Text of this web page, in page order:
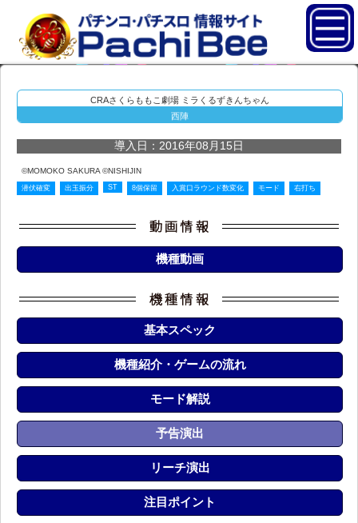
CRAさくらももこ劇場 ミラくるずきんちゃん
西陣
導入日：2016年08月15日
©MOMOKO SAKURA ©NISHIJIN
潜伏確変 出玉振分 ST 8個保留 入賞口ラウンド数変化 モード 右打ち
機種動画
基本スペック
機種紹介・ゲームの流れ
モード解説
予告演出
リーチ演出
注目ポイント